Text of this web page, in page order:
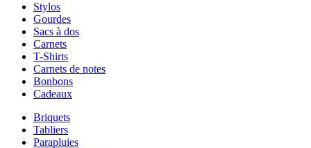
Stylos
Gourdes
Sacs à dos
Carnets
T-Shirts
Carnets de notes
Bonbons
Cadeaux
Briquets
Tabliers
Parapluies